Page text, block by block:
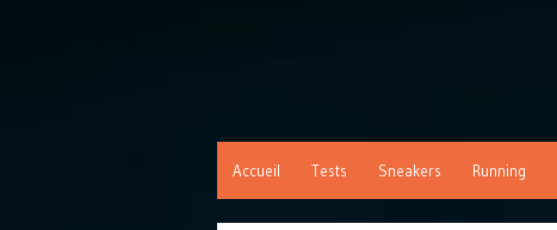
Accueil Tests Sneakers Running